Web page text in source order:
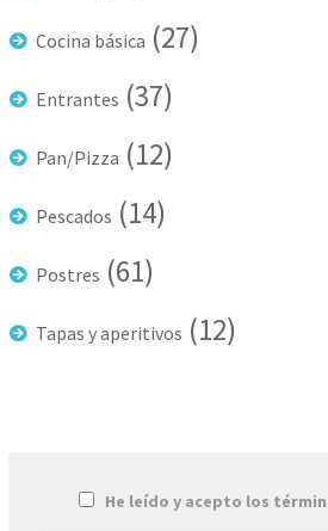
Cocina básica (27)
Entrantes (37)
Pan/Pizza (12)
Pescados (14)
Postres (61)
Tapas y aperitivos (12)
He leído y acepto los